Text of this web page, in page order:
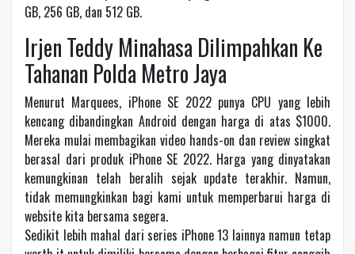
GB, 256 GB, dan 512 GB.
Irjen Teddy Minahasa Dilimpahkan Ke
Tahanan Polda Metro Jaya
Menurut Marquees, iPhone SE 2022 punya CPU yang lebih
kencang dibandingkan Android dengan harga di atas $1000.
Mereka mulai membagikan video hands-on dan review singkat
berasal dari produk iPhone SE 2022. Harga yang dinyatakan
kemungkinan telah beralih sejak update terakhir. Namun,
tidak memungkinkan bagi kami untuk memperbarui harga di
website kita bersama segera.
Sedikit lebih mahal dari series iPhone 13 lainnya namun tetap